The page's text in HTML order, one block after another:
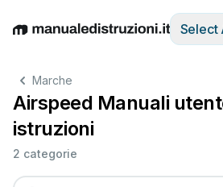
EnglishDeutschEspañolItaliano
Select
Marche
Airspeed Manuali
istruzioni
2 categorie